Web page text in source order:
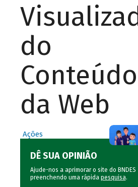
do
Conteúdo
da Web
Ações
DÊ SUA OPINIÃO
Ajude-nos a aprimorar o site do BNDES
preenchendo uma rápida pesquisa.